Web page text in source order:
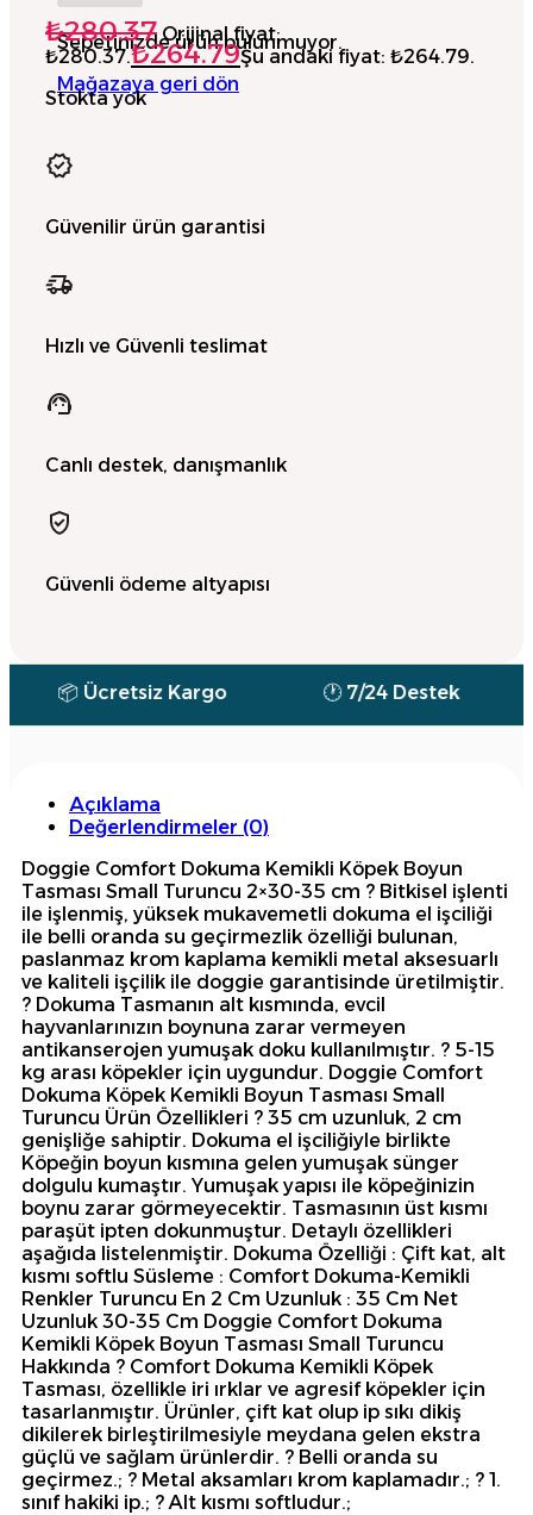
Sepetinizde ürün bulunmuyor.
Mağazaya geri dön
₺280.37 Orijinal fiyat:
₺280.37.₺264.79Şu andaki fiyat: ₺264.79.
Stokta yok
Güvenilir ürün garantisi
Hızlı ve Güvenli teslimat
Canlı destek, danışmanlık
Güvenli ödeme altyapısı
Kargo 🕐 7/24 Destek 💰 Para
Açıklama
Değerlendirmeler (0)
Doggie Comfort Dokuma Kemikli Köpek Boyun
Tasması Small Turuncu 2×30-35 cm ? Bitkisel işlenti
ile işlenmiş, yüksek mukavemetli dokuma el işciliği
ile belli oranda su geçirmezlik özelliği bulunan,
paslanmaz krom kaplama kemikli metal aksesuarlı
ve kaliteli işçilik ile doggie garantisinde üretilmiştir.
? Dokuma Tasmanın alt kısmında, evcil
hayvanlarınızın boynuna zarar vermeyen
antikanserojen yumuşak doku kullanılmıştır. ? 5-15
kg arası köpekler için uygundur. Doggie Comfort
Dokuma Köpek Kemikli Boyun Tasması Small
Turuncu Ürün Özellikleri ? 35 cm uzunluk, 2 cm
genişliğe sahiptir. Dokuma el işciliğiyle birlikte
Köpeğin boyun kısmına gelen yumuşak sünger
dolgulu kumaştır. Yumuşak yapısı ile köpeğinizin
boynu zarar görmeyecektir. Tasmasının üst kısmı
paraşüt ipten dokunmuştur. Detaylı özellikleri
aşağıda listelenmiştir. Dokuma Özelliği : Çift kat, alt
kısmı softlu Süsleme : Comfort Dokuma-Kemikli
Renkler Turuncu En 2 Cm Uzunluk : 35 Cm Net
Uzunluk 30-35 Cm Doggie Comfort Dokuma
Kemikli Köpek Boyun Tasması Small Turuncu
Hakkında ? Comfort Dokuma Kemikli Köpek
Tasması, özellikle iri ırklar ve agresif köpekler için
tasarlanmıştır. Ürünler, çift kat olup ip sıkı dikiş
dikilerek birleştirilmesiyle meydana gelen ekstra
güçlü ve sağlam ürünlerdir. ? Belli oranda su
geçirmez.; ? Metal aksamları krom kaplamadır.; ? 1.
sınıf hakiki ip.; ? Alt kısmı softludur.;